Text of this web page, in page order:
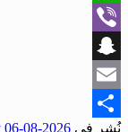
WhatsApp
Viber
Snapchat
Email
نُشر في 2026-08-06